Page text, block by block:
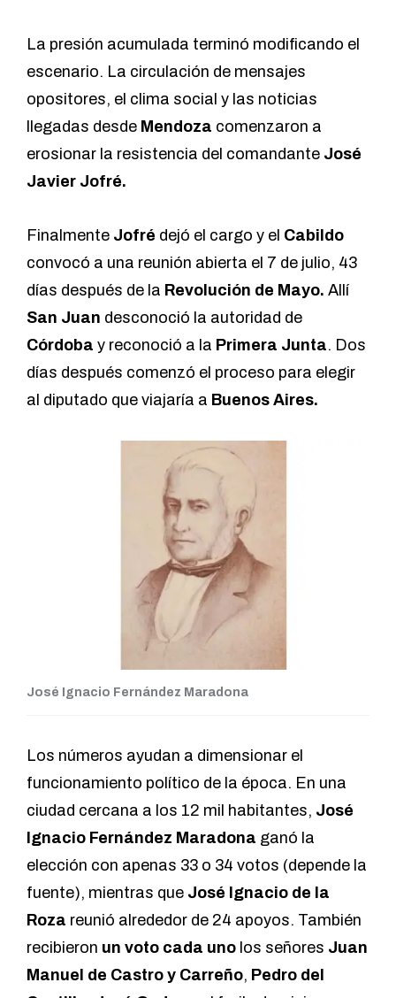
La presión acumulada terminó modificando el
escenario. La circulación de mensajes
opositores, el clima social y las noticias
llegadas desde Mendoza comenzaron a
erosionar la resistencia del comandante José
Javier Jofré.
Finalmente Jofré dejó el cargo y el Cabildo
convocó a una reunión abierta el 7 de julio, 43
días después de la Revolución de Mayo. Allí
San Juan desconoció la autoridad de
Córdoba y reconoció a la Primera Junta. Dos
días después comenzó el proceso para elegir
al diputado que viajaría a Buenos Aires.
José Ignacio Fernández Maradona
Los números ayudan a dimensionar el
funcionamiento político de la época. En una
ciudad cercana a los 12 mil habitantes, José
Ignacio Fernández Maradona ganó la
elección con apenas 33 o 34 votos (depende la
fuente), mientras que José Ignacio de la
Roza reunió alrededor de 24 apoyos. También
recibieron un voto cada uno los señores Juan
Manuel de Castro y Carreño, Pedro del